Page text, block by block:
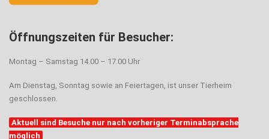
Öffnungszeiten für Besucher:
Montag – Samstag 14.00 – 17.00 Uhr
Am Dienstag, Sonntag sowie an Feiertagen, ist unser Tierheim
geschlossen.
Aktuell sind Besuche nur nach vorheriger Terminabsprache
möglich